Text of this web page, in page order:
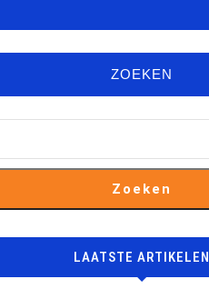
ZOEKEN
Zoeken
LAATSTE ARTIKELEN